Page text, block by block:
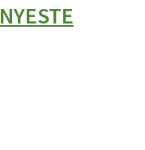
NYESTE